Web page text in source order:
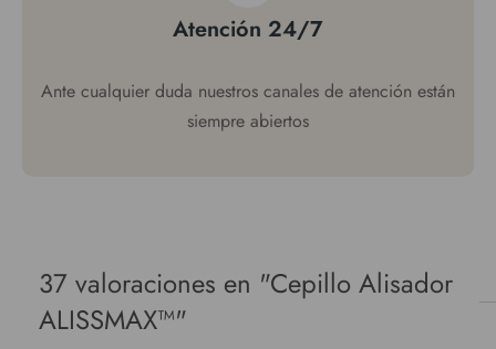
Atención 24/7
Ante cualquier duda nuestros canales de atención están
siempre abiertos
37 valoraciones en Cepillo Alisador
ALISSMAX™